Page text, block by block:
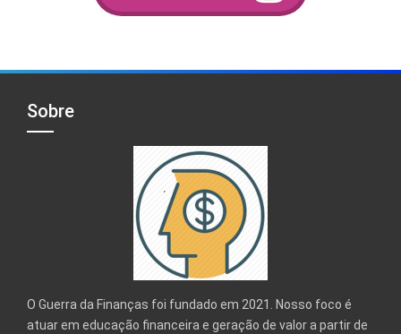
Sobre
O Guerra da Finanças foi fundado em 2021. Nosso foco é
atuar em educação financeira e geração de valor a partir de